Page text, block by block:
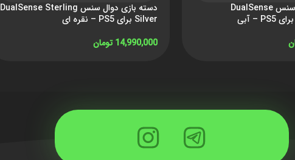
دسته بازی دوال سنس DualSense
دسته بازی دوال سنس DualSense Sterling
Silver برای PS5 – نقره ای
14,990,000 تومان